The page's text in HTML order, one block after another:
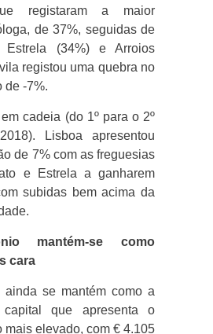
registaram a maior
de 37%, seguidas de
Estrela (34%) e Arroios
registou uma quebra no
de -7%.
cadeia (do 1º para o 2º
Lisboa apresentou
de 7% com as freguesias
e Estrela a ganharem
subidas bem acima da
mantém-se como
cara
ainda se mantém como a
que apresenta o
mais elevado, com € 4.105